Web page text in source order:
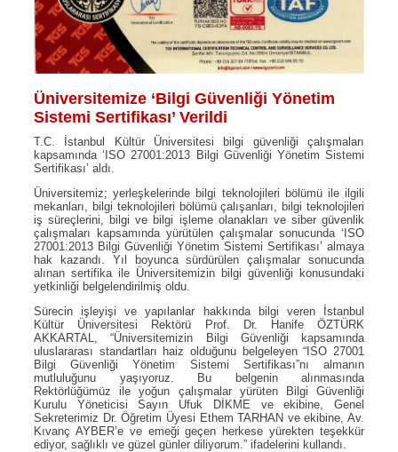
Üniversitemize ‘Bilgi Güvenliği Yönetim
Sistemi Sertifikası’ Verildi
T.C. İstanbul Kültür Üniversitesi bilgi güvenliği çalışmaları
kapsamında ‘ISO 27001:2013 Bilgi Güvenliği Yönetim Sistemi
Sertifikası’ aldı.
Üniversitemiz; yerleşkelerinde bilgi teknolojileri bölümü ile ilgili
mekanları, bilgi teknolojileri bölümü çalışanları, bilgi teknolojileri
iş süreçlerini, bilgi ve bilgi işleme olanakları ve siber güvenlik
çalışmaları kapsamında yürütülen çalışmalar sonucunda ‘ISO
27001:2013 Bilgi Güvenliği Yönetim Sistemi Sertifikası’ almaya
hak kazandı. Yıl boyunca sürdürülen çalışmalar sonucunda
alınan sertifika ile Üniversitemizin bilgi güvenliği konusundaki
yetkinliği belgelendirilmiş oldu.
Sürecin işleyişi ve yapılanlar hakkında bilgi veren İstanbul
Kültür Üniversitesi Rektörü Prof. Dr. Hanife ÖZTÜRK
AKKARTAL, “Üniversitemizin Bilgi Güvenliği kapsamında
uluslararası standartları haiz olduğunu belgeleyen “ISO 27001
Bilgi Güvenliği Yönetim Sistemi Sertifikası”nı almanın
mutluluğunu yaşıyoruz. Bu belgenin alınmasında
Rektörlüğümüz ile yoğun çalışmalar yürüten Bilgi Güvenliği
Kurulu Yöneticisi Sayın Ufuk DİKME ve ekibine, Genel
Sekreterimiz Dr. Öğretim Üyesi Ethem TARHAN ve ekibine, Av.
Kıvanç AYBER’e ve emeği geçen herkese yürekten teşekkür
ediyor, sağlıklı ve güzel günler diliyorum.” ifadelerini kullandı.